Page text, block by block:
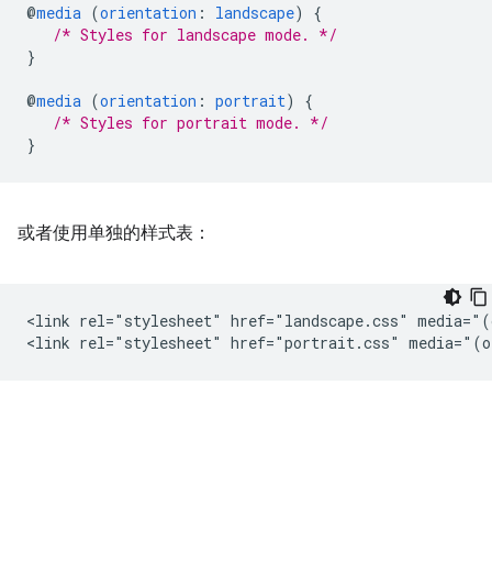
@media (orientation : landscape)
{
/* Styles for landscape mode. */
}
@media (orientation : portrait)
{
/* Styles for portrait mode. */
}
或者使用单独的样式表：
<link rel="stylesheet" href="landscape.css"